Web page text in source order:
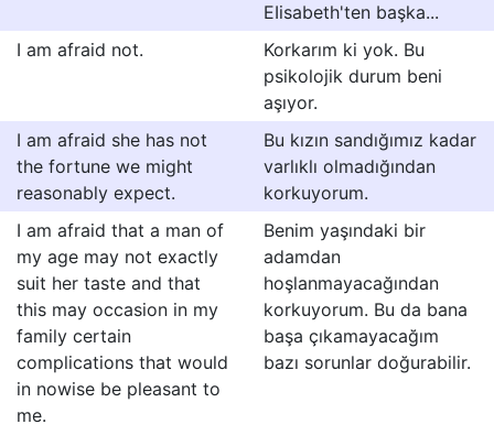
EIisabeth'ten başka...
I am afraid not.
Korkarım ki yok. Bu
psikolojik durum beni
aşıyor.
I am afraid she has not
the fortune we might
reasonably expect.
Bu kızın sandığımız kadar
varlıklı olmadığından
korkuyorum.
I am afraid that a man of
my age may not exactly
suit her taste and that
this may occasion in my
family certain
complications that would
in nowise be pleasant to
me.
Benim yaşındaki bir
adamdan
hoşlanmayacağından
korkuyorum. Bu da bana
başa çıkamayacağım
bazı sorunlar doğurabilir.